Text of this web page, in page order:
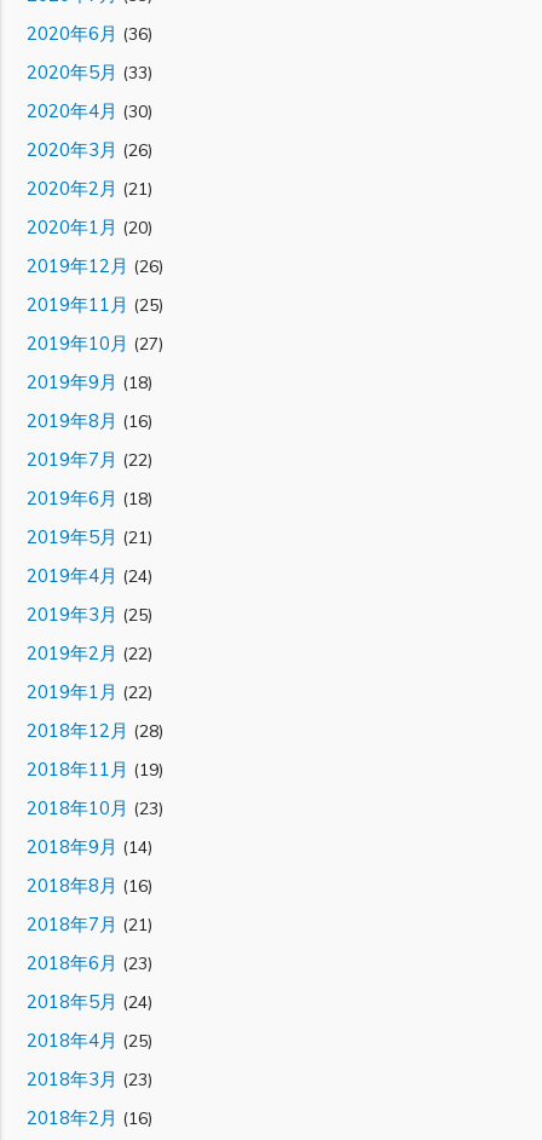
2020年6月 (36)
2020年5月 (33)
2020年4月 (30)
2020年3月 (26)
2020年2月 (21)
2020年1月 (20)
2019年12月 (26)
2019年11月 (25)
2019年10月 (27)
2019年9月 (18)
2019年8月 (16)
2019年7月 (22)
2019年6月 (18)
2019年5月 (21)
2019年4月 (24)
2019年3月 (25)
2019年2月 (22)
2019年1月 (22)
2018年12月 (28)
2018年11月 (19)
2018年10月 (23)
2018年9月 (14)
2018年8月 (16)
2018年7月 (21)
2018年6月 (23)
2018年5月 (24)
2018年4月 (25)
2018年3月 (23)
2018年2月 (16)